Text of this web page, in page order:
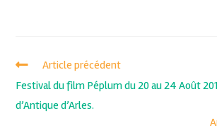
Article précédent
Festival du film Péplum du 20 au 24 Août
d’Antique d’Arles.